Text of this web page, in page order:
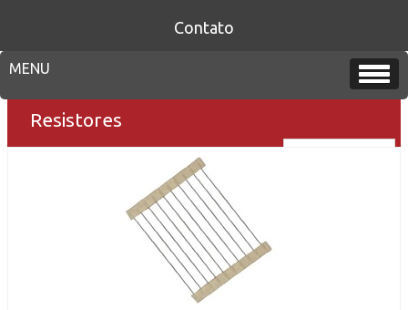
Contato
Resistores